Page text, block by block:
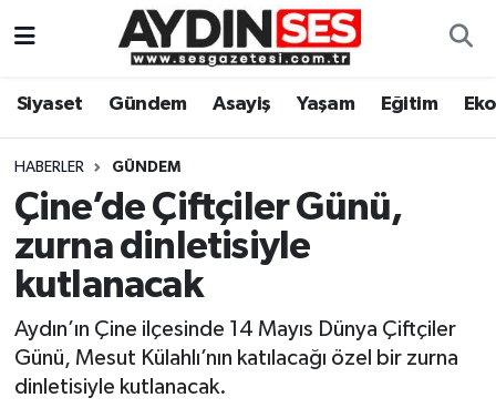
Siyaset Gündem Asayiş Yaşam Eğitim
HABERLER GÜNDEM
Çine’de Çiftçiler Günü,
zurna dinletisiyle
kutlanacak
Aydın’ın Çine ilçesinde 14 Mayıs Dünya Çiftçiler
Günü, Mesut Külahlı’nın katılacağı özel bir zurna
dinletisiyle kutlanacak.
Gündem
Siyaset
Ekonomi
Eğitim
Aydın Hava Durumu
Aydin Namaz Vakitleri
Aydın Trafik Yoğunluk Haritası
Tüm Manşetler